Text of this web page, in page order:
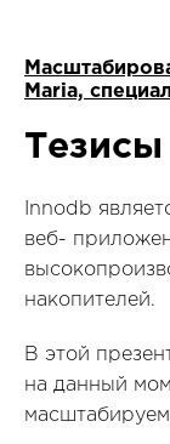
Maria,
Тезисы
Innodb
веб-
накопителей.
В этой
на данный